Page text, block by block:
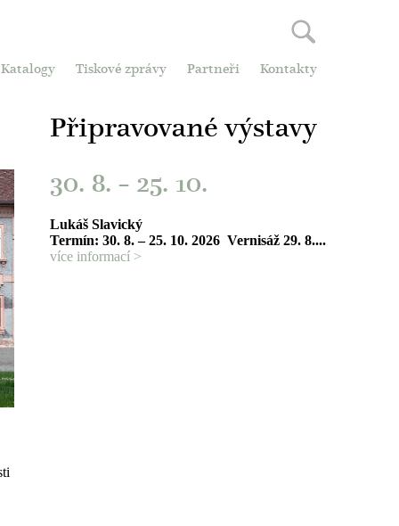
Kontakty
Partneři
Tiskové zprávy
Katalogy
Připravované výstavy
30. 8. – 25. 10.
Lukáš Slavický
Termín: 30. 8. – 25. 10. 2026 Vernisáž 29. 8....
více informací >